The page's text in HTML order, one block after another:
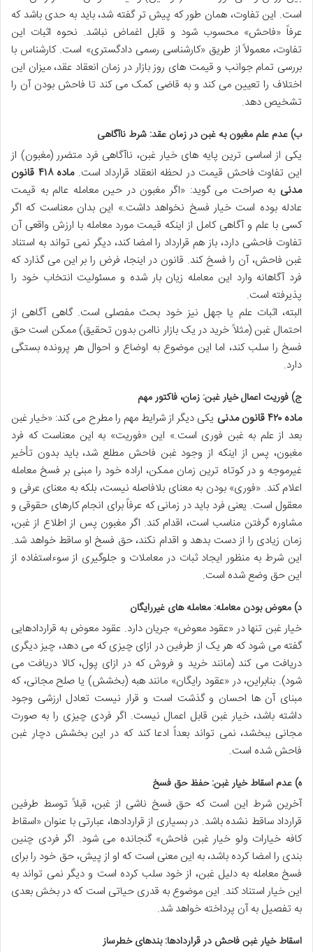
است. این تفاوت، همان طور که پیش تر گفته شد، باید به حدی باشد که
عرفاً «فاحش» محسوب شود و قابل اغماض نباشد. نحوه اثبات این
تفاوت، معمولاً از طریق «کارشناسی رسمی دادگستری» است. کارشناس با
بررسی تمام جوانب و قیمت های روز بازار در زمان انعقاد عقد، میزان این
اختلاف را تعیین می کند و به قاضی کمک می کند تا فاحش بودن آن را
تشخیص دهد.
ب) عدم علم مغبون به غبن در زمان عقد: شرط ناآگاهی
یکی از اساسی ترین پایه های خیار غبن، ناآگاهی فرد متضرر (مغبون) از
این تفاوت فاحش قیمت در لحظه انعقاد قرارداد است.
ماده ۴۱۸ قانون
مدنی به صراحت می گوید: «اگر مغبون در حین معامله عالم به قیمت
عادله بوده است خیار فسخ نخواهد داشت.» این بدان معناست که اگر
کسی با علم و آگاهی کامل از اینکه قیمت مورد معامله با ارزش واقعی آن
تفاوت فاحشی دارد، باز هم قرارداد را امضا کند، دیگر نمی تواند به استناد
غبن فاحش، آن را فسخ کند. قانون در اینجا، فرض را بر این می گذارد که
فرد آگاهانه وارد این معامله زیان بار شده و مسئولیت انتخاب خود را
پذیرفته است.
البته، اثبات علم یا جهل نیز خود بحث مفصلی است. گاهی آگاهی از
احتمال غبن (مثلاً خرید در یک بازار ناامن بدون تحقیق) ممکن است حق
فسخ را سلب کند، اما این موضوع به اوضاع و احوال هر پرونده بستگی
دارد.
ج) فوریت اعمال خیار غبن: زمان، فاکتور مهم
ماده ۴۲۰ قانون مدنی
یکی دیگر از شرایط مهم را مطرح می کند: «خیار غبن
بعد از علم به غبن فوری است.» این «فوریت» به این معناست که فرد
مغبون، پس از اینکه از وجود غبن فاحش مطلع شد، باید بدون تأخیر
غیرموجه و در کوتاه ترین زمان ممکن، اراده خود را مبنی بر فسخ معامله
اعلام کند. «فوری» بودن به معنای بلافاصله نیست، بلکه به معنای عرفی و
معقول است. یعنی فرد باید در زمانی که عرفاً برای انجام کارهای حقوقی و
مشاوره گرفتن مناسب است، اقدام کند. اگر مغبون پس از اطلاع از غبن،
زمان زیادی را از دست بدهد و اقدام نکند، حق فسخ او ساقط خواهد شد.
این شرط به منظور ایجاد ثبات در معاملات و جلوگیری از سوءاستفاده از
این حق وضع شده است.
د) معوض بودن معامله: معامله های غیررایگان
خیار غبن تنها در «عقود معوض» جریان دارد. عقود معوض به قراردادهایی
گفته می شود که هر یک از طرفین در ازای چیزی که می دهد، چیز دیگری
دریافت می کند (مانند خرید و فروش که در ازای پول، کالا دریافت می
شود). بنابراین، در «عقود رایگان» مانند هبه (بخشش) یا صلح مجانی، که
مبنای آن ها احسان و گذشت است و قرار نیست تعادل ارزشی وجود
داشته باشد، خیار غبن قابل اعمال نیست. اگر فردی چیزی را به صورت
مجانی ببخشد، نمی تواند بعداً ادعا کند که در این بخشش دچار غبن
فاحش شده است.
ه) عدم اسقاط خیار غبن: حفظ حق فسخ
آخرین شرط این است که حق فسخ ناشی از غبن، قبلاً توسط طرفین
قرارداد ساقط نشده باشد. در بسیاری از قراردادها، عبارتی با عنوان «اسقاط
کافه خیارات ولو خیار غبن فاحش» گنجانده می شود. اگر فردی چنین
بندی را امضا کرده باشد، به این معنی است که او از پیش، حق خود را برای
فسخ معامله به دلیل غبن، از خود سلب کرده است و دیگر نمی تواند به
این خیار استناد کند. این موضوع به قدری حیاتی است که در بخش بعدی
به تفصیل به آن پرداخته خواهد شد.
اسقاط خیار غبن فاحش در قراردادها: بندهای خطرساز